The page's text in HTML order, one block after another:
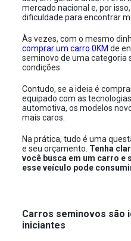
mercado nacional e, por
dificuldade para encontrar
Às vezes, com o mesmo
comprar um carro 0KM de
seminovo de uma categoria
condições.
Contudo, se a ideia é
equipado com as
automotiva, os modelos
mais caros.
Na prática, tudo é uma
e seu orçamento. Tenha
você busca em um carro e
esse veículo pode
Carros seminovos são
iniciantes